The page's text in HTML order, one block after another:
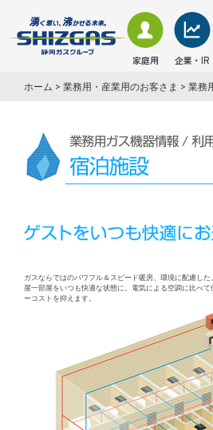
家庭用
ガス
くらしサービス
その他
ショールーム来館のご予約
料理教室のお申し込み
お近くの静岡ガス
ガス
エネルギーソリューショ
その他
天然ガスのご案内
企業・IR
会社案内
サステナビリティ
株主・投資家情報
プレスリリース・お知らせ
SHIZGAS TIMES（取組み)
緊急のときは
ホーム > 業務用・産業用のお客さま > 業務
ガスならではのパワフル＆スピード暖房、環境に配慮し
屋一部屋をいつも快適な状態に。電気による空調に比べ
ーコストを抑えます。